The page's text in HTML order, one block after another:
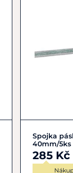
Spojka
40mm/5ks
285 Kč